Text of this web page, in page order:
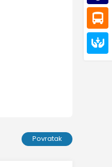
Povratak